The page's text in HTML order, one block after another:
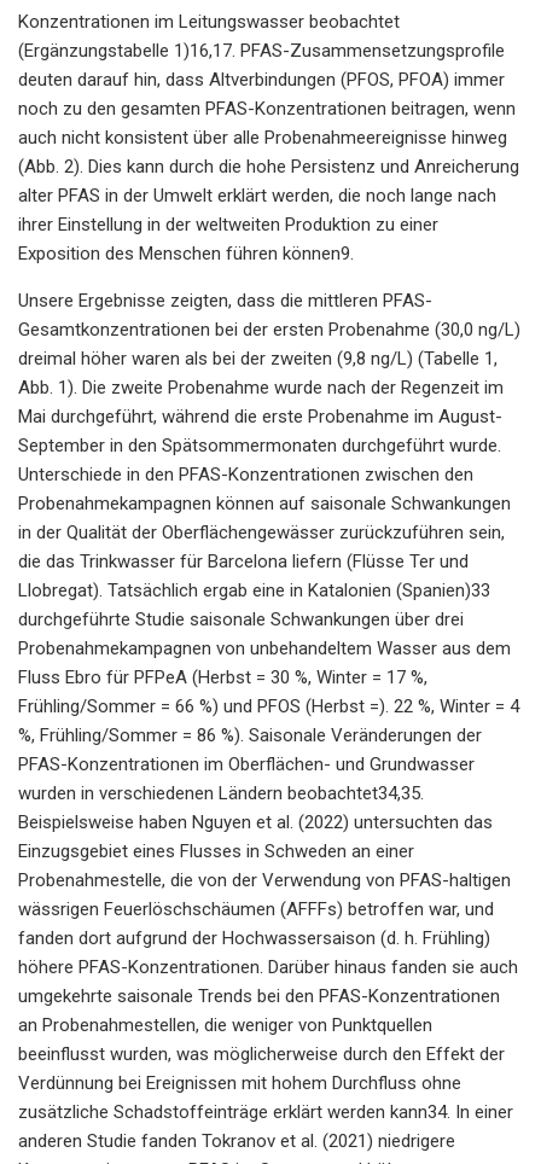
Konzentrationen im Leitungswasser beobachtet
(Ergänzungstabelle 1)16,17. PFAS-Zusammensetzungsprofile
deuten darauf hin, dass Altverbindungen (PFOS, PFOA) immer
noch zu den gesamten PFAS-Konzentrationen beitragen, wenn
auch nicht konsistent über alle Probenahmeereignisse hinweg
(Abb. 2). Dies kann durch die hohe Persistenz und Anreicherung
alter PFAS in der Umwelt erklärt werden, die noch lange nach
ihrer Einstellung in der weltweiten Produktion zu einer
Exposition des Menschen führen können9.
Unsere Ergebnisse zeigten, dass die mittleren PFAS-
Gesamtkonzentrationen bei der ersten Probenahme (30,0 ng/L)
dreimal höher waren als bei der zweiten (9,8 ng/L) (Tabelle 1,
Abb. 1). Die zweite Probenahme wurde nach der Regenzeit im
Mai durchgeführt, während die erste Probenahme im August-
September in den Spätsommermonaten durchgeführt wurde.
Unterschiede in den PFAS-Konzentrationen zwischen den
Probenahmekampagnen können auf saisonale Schwankungen
in der Qualität der Oberflächengewässer zurückzuführen sein,
die das Trinkwasser für Barcelona liefern (Flüsse Ter und
Llobregat). Tatsächlich ergab eine in Katalonien (Spanien)33
durchgeführte Studie saisonale Schwankungen über drei
Probenahmekampagnen von unbehandeltem Wasser aus dem
Fluss Ebro für PFPeA (Herbst = 30 %, Winter = 17 %,
Frühling/Sommer = 66 %) und PFOS (Herbst =). 22 %, Winter = 4
%, Frühling/Sommer = 86 %). Saisonale Veränderungen der
PFAS-Konzentrationen im Oberflächen- und Grundwasser
wurden in verschiedenen Ländern beobachtet34,35.
Beispielsweise haben Nguyen et al. (2022) untersuchten das
Einzugsgebiet eines Flusses in Schweden an einer
Probenahmestelle, die von der Verwendung von PFAS-haltigen
wässrigen Feuerlöschschäumen (AFFFs) betroffen war, und
fanden dort aufgrund der Hochwassersaison (d. h. Frühling)
höhere PFAS-Konzentrationen. Darüber hinaus fanden sie auch
umgekehrte saisonale Trends bei den PFAS-Konzentrationen
an Probenahmestellen, die weniger von Punktquellen
beeinflusst wurden, was möglicherweise durch den Effekt der
Verdünnung bei Ereignissen mit hohem Durchfluss ohne
zusätzliche Schadstoffeinträge erklärt werden kann34. In einer
anderen Studie fanden Tokranov et al. (2021) niedrigere